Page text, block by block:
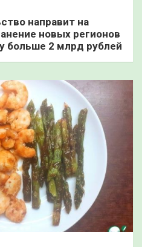
направит на
новых регионов
больше 2 млрд рублей